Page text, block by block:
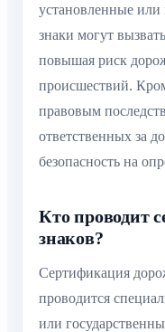
установленные или
знаки могут
повышая риск
происшествий.
правовым
ответственных за
безопасность на
Кто проводит
знаков?
Сертификация
проводится
или